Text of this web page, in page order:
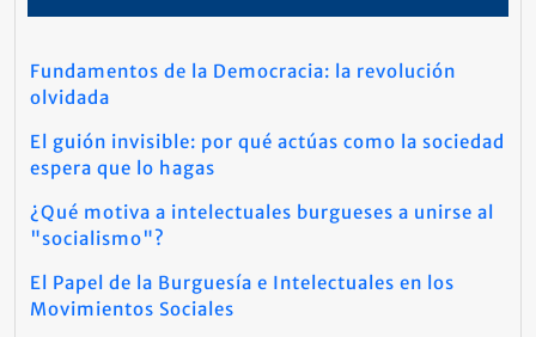
Fundamentos de la Democracia: la revolución
olvidada
El guión invisible: por qué actúas como la sociedad
espera que lo hagas
¿Qué motiva a intelectuales burgueses a unirse al
"socialismo"?
El Papel de la Burguesía e Intelectuales en los
Movimientos Sociales